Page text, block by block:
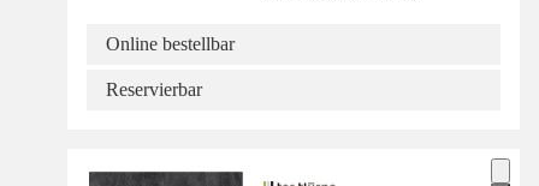
Online bestellbar
Reservierbar